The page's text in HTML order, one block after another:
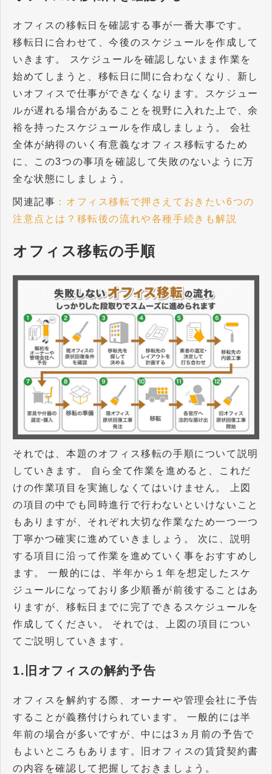
オフィスの移転日を確認する事が一番大事です。
移転日に合わせて、今後のスケジュールを作成して
いきます。 スケジュールを確認しないまま作業を
始めてしまうと、移転日に間に合わなくなり、新し
いオフィスで仕事ができなくなります。スケジュー
ルが遅れる場合があることを視野に入れた上で、余
裕を持ったスケジュールを作成しましょう。 会社
全体が納得のいく有意義なオフィス移転するため
に、この3つの事項を確認して失敗のないように万
全な状態にしましょう。
関連記事 ：オフィス移転で押さえておきたい6つの
注意点とは？移転後の流れや各種手続きも解説
オフィス移転の手順
それでは、本題のオフィス移転の手順について説明
していきます。 自ら全て作業を進めると、これだ
けの作業項目を実施しなくてはいけません。 上図
の項目の中でも同時進行で行わないといけないこと
もありますが、それぞれ大切な作業なため一つ一つ
丁寧かつ確実に進めていきましょう。 次に、説明
する項目に沿って作業を進めていく事をおすすめし
ます。 一般的には、半年から１年を想定したスケ
ジュールになっており多少順番が前後することはあ
りますが、移転日までに完了できるスケジュールを
作成してください。 それでは、上図の項目につい
てご説明していきます。
1.旧オフィスの解約予告
オフィスを解約する際、オーナーや管理会社に予告
することが義務付けられています。 一般的には半
年前の場合が多いですが、中には3ヵ月前の予告で
もよいところもあります。旧オフィスの賃貸契約書
の内容を確認して把握しておきましょう。